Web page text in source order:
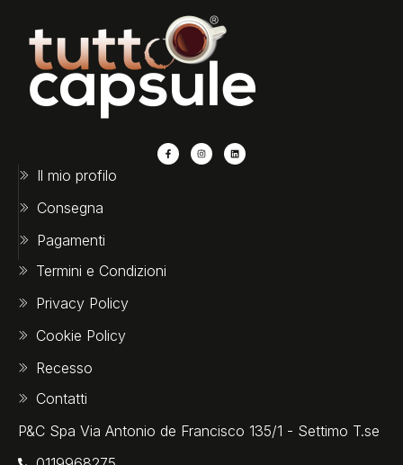
Il mio profilo
Consegna
Pagamenti
Termini e Condizioni
Privacy Policy
Cookie Policy
Recesso
Contatti
P&C Spa Via Antonio de Francisco 135/1 - Settimo T.se